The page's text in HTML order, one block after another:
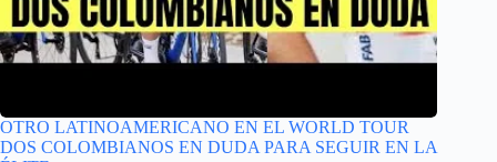
OTRO LATINOAMERICANO EN EL WORLD TOUR
DOS COLOMBIANOS EN DUDA PARA SEGUIR EN LA